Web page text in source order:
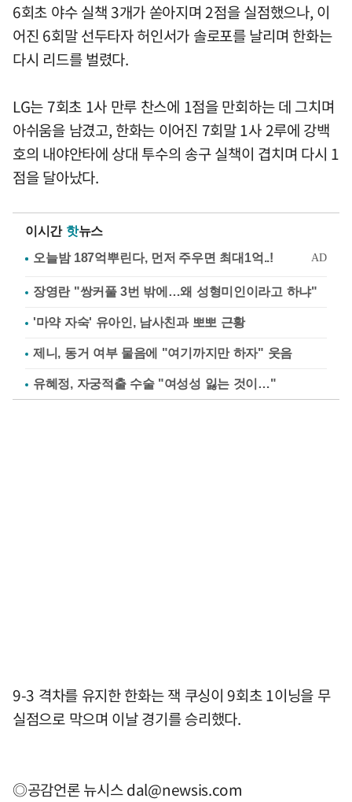
6회초 야수 실책 3개가 쏟아지며 2점을 실점했으나, 이
어진 6회말 선두타자 허인서가 솔로포를 날리며 한화는
다시 리드를 벌렸다.
LG는 7회초 1사 만루 찬스에 1점을 만회하는 데 그치며
아쉬움을 남겼고, 한화는 이어진 7회말 1사 2루에 강백
호의 내야안타에 상대 투수의 송구 실책이 겹치며 다시 1
점을 달아났다.
이시간 핫뉴스
장영란 "쌍커풀 3번 밖에…왜 성형미인이라고 하냐"
'마약 자숙' 유아인, 남사친과 뽀뽀 근황
제니, 동거 여부 물음에 "여기까지만 하자" 웃음
유혜정, 자궁적출 수술 "여성성 잃는 것이…"
9-3 격차를 유지한 한화는 잭 쿠싱이 9회초 1이닝을 무
실점으로 막으며 이날 경기를 승리했다.
◎공감언론 뉴시스dal@newsis.com